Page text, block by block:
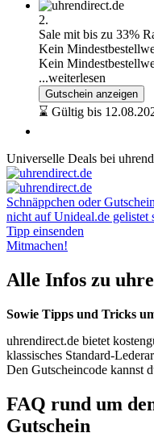
2.
Sale mit bis zu 33%
Kein
Kein
...weiterlesen
Gutschein anzeigen
⌛ Gültig bis
Universelle Deals bei
Schnäppchen oder
nicht auf Unideal.de gelistet
Tipp einsenden
Mitmachen!
Alle Infos zu
Sowie Tipps und Tricks
uhrendirect.de bietet
klassisches Standard-
Den Gutscheincode kannst
FAQ rund um
Gutschein